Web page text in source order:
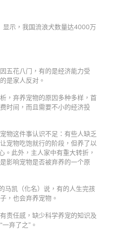
示，我国流浪犬数量达4000万
五花八门，有的是经济能力受
是家人反对。
，弃养宠物的原因多种多样，首
时间，而且需要不小的经济投
物这件事认识不足：有些人缺乏
宠物吃饱就行的阶段，但养了以
。此外，主人家中有重大转折，
影响宠物是否被弃养的一个原
马凯（化名）说，有的人生完孩
，也会弃养宠物。
责任感，缺少科学养宠的知识及
弃了之”。